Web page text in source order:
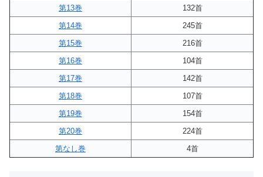
第13巻
132首
第14巻
245首
第15巻
216首
第16巻
104首
第17巻
142首
第18巻
107首
第19巻
154首
第20巻
224首
第なし巻
4首